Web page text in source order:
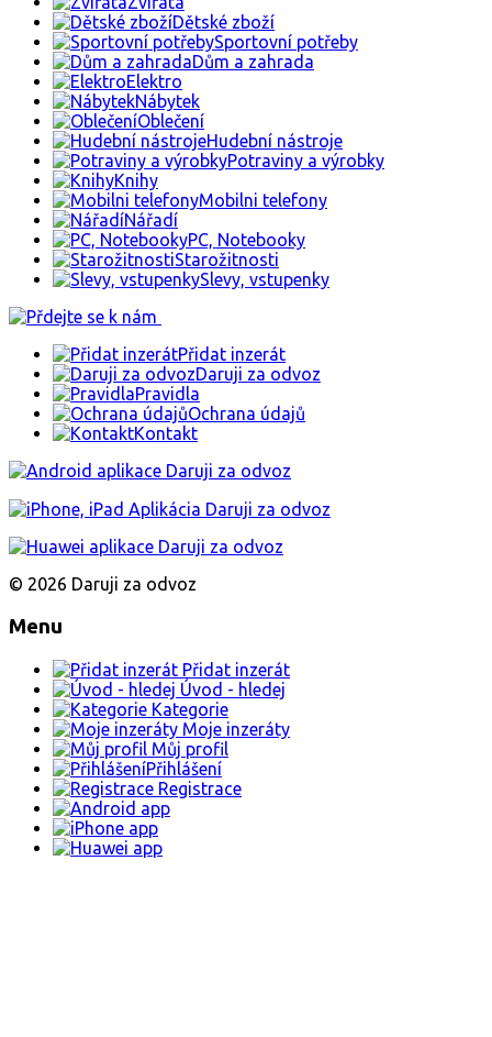
Dětské zboží
Sportovní potřeby
Dům a zahrada
Elektro
Nábytek
Oblečení
Hudební nástroje
Potraviny a výrobky
Knihy
Mobilni telefony
Nářadí
PC, Notebooky
Starožitnosti
Slevy, vstupenky
Přidat inzerát
Daruji za odvoz
Pravidla
Ochrana údajů
Kontakt
© 2026 Daruji za odvoz
Menu
Přidat inzerát
Úvod - hledej
Kategorie
Moje inzeráty
Můj profil
Přihlášení
Registrace